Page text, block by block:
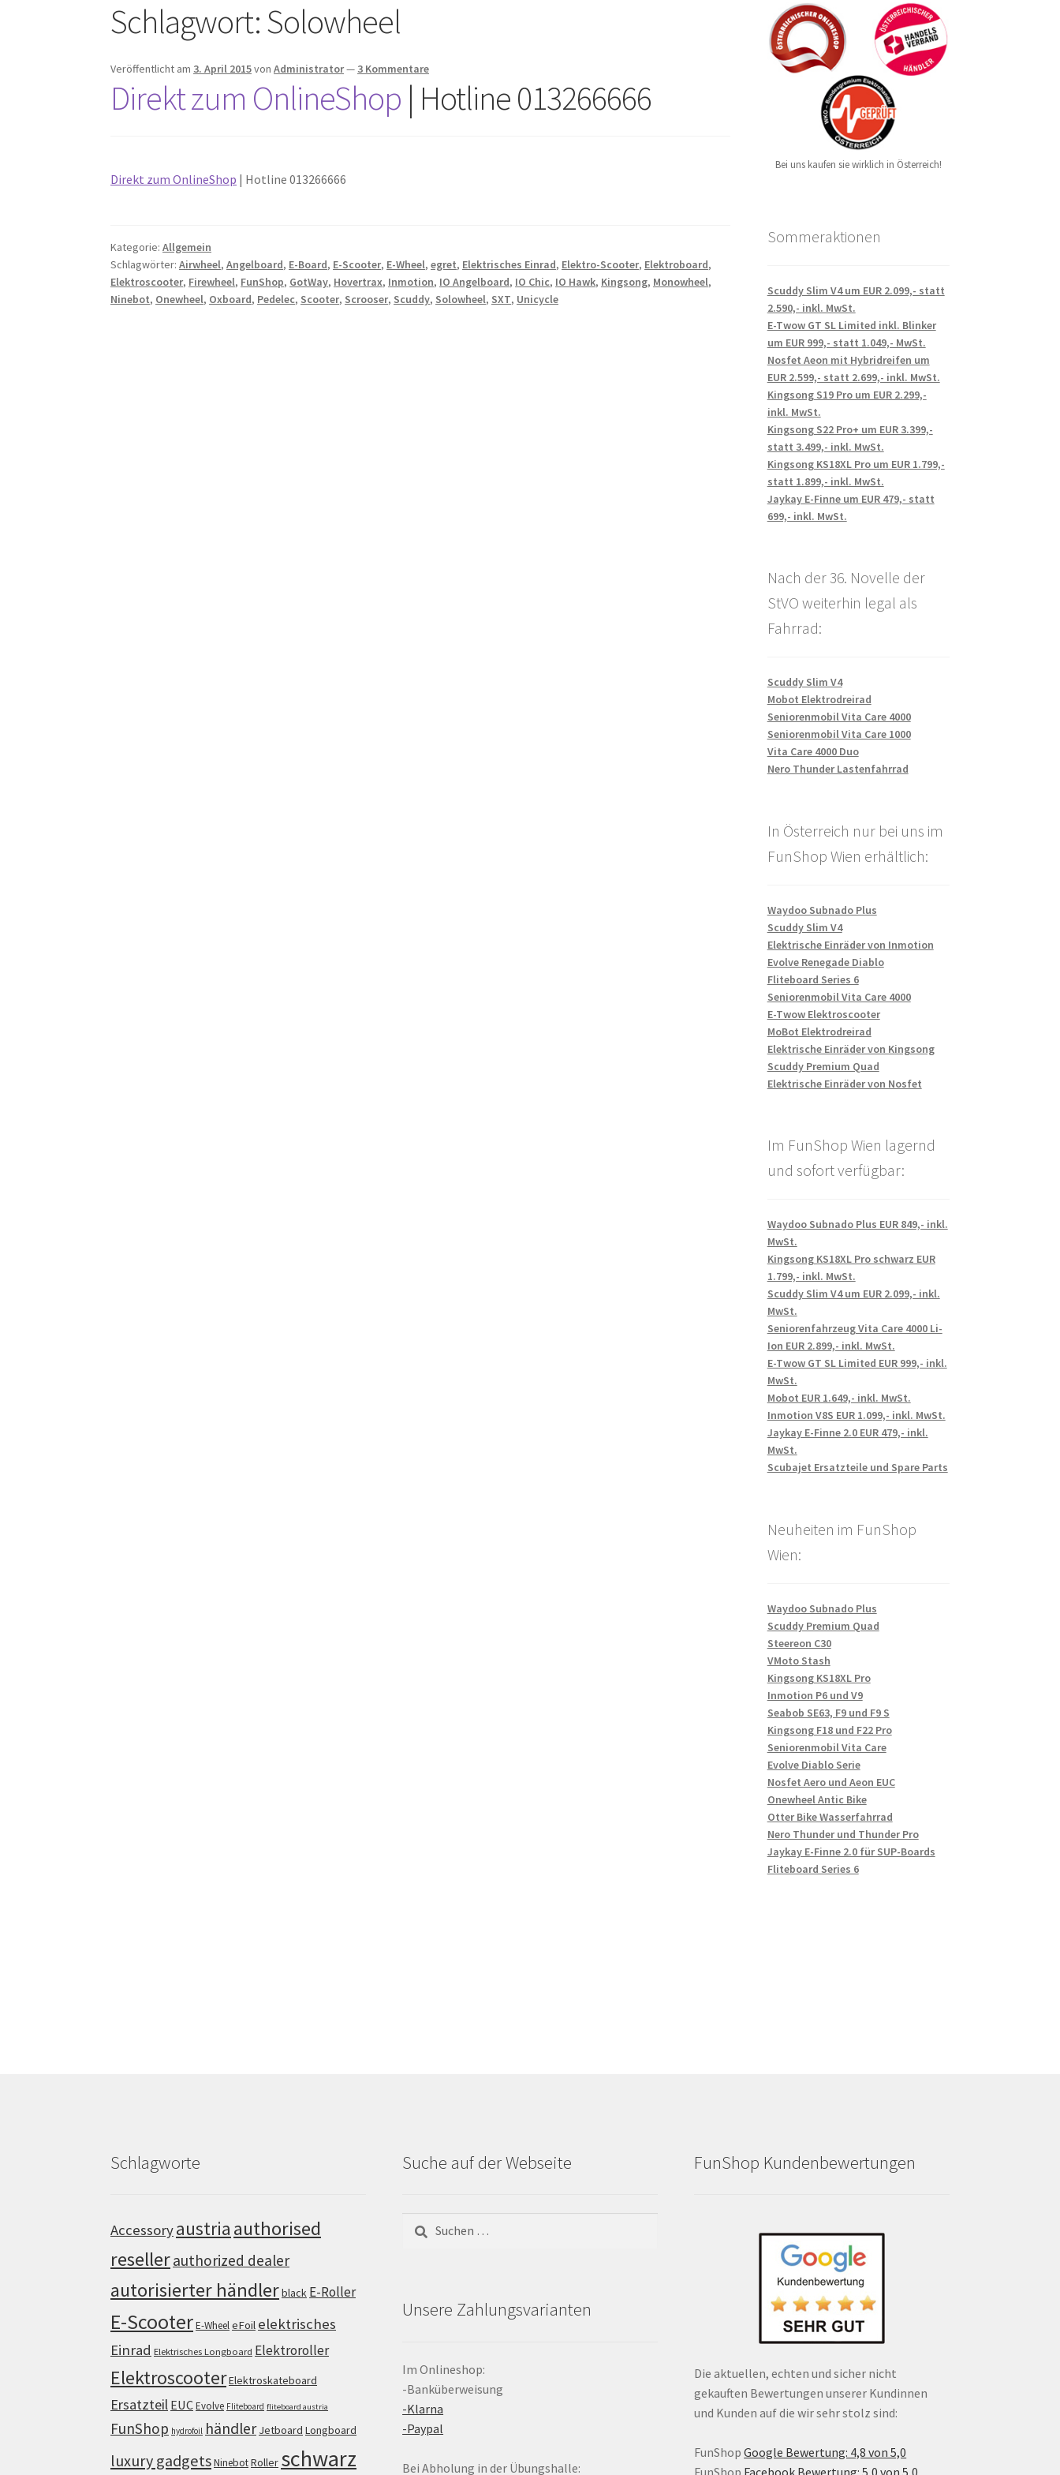
Schlagwort:Solowheel
Veröffentlicht am 3. April 2015vonAdministrator— 3 Kommentare
Direkt zum OnlineShop | Hotline 013266666
Direkt zum OnlineShop | Hotline 013266666
Kategorie:Allgemein
Schlagwörter:Airwheel,Angelboard, E-Board, E-Scooter, E-Wheel,egret, Elektrisches Einrad, Elektro-Scooter, Elektroboard,
Elektroscooter, Firewheel, FunShop, GotWay, Hovertrax, Inmotion, IO Angelboard, IO Chic, IO Hawk, Kingsong, Monowheel,
Ninebot, Onewheel, Oxboard, Pedelec, Scooter, Scrooser, Scuddy, Solowheel, SXT, Unicycle
Bei uns kaufen sie wirklich in Österreich!
Sommeraktionen
Scuddy Slim V4 um EUR 2.099,- statt
2.590,- inkl. MwSt.
E-Twow GT SL Limited inkl. Blinker
um EUR 999,- statt 1.049,- MwSt.
Nosfet Aeon mit Hybridreifen um
EUR 2.599,- statt 2.699,- inkl. MwSt.
Kingsong S19 Pro um EUR 2.299,-
inkl. MwSt.
Kingsong S22 Pro+ um EUR 3.399,-
statt 3.499,- inkl. MwSt.
Kingsong KS18XL Pro um EUR 1.799,-
statt 1.899,- inkl. MwSt.
Jaykay E-Finne um EUR 479,- statt
699,- inkl. MwSt.
Nach der 36. Novelle der
StVO weiterhin legal als
Fahrrad:
Scuddy Slim V4
Mobot Elektrodreirad
Seniorenmobil Vita Care 4000
Seniorenmobil Vita Care 1000
Vita Care 4000 Duo
Nero Thunder Lastenfahrrad
In Österreich nur bei uns im
FunShop Wien erhältlich:
Waydoo Subnado Plus
Scuddy Slim V4
Elektrische Einräder von Inmotion
Evolve Renegade Diablo
Fliteboard Series 6
Seniorenmobil Vita Care 4000
E-Twow Elektroscooter
MoBot Elektrodreirad
Elektrische Einräder von Kingsong
Scuddy Premium Quad
Elektrische Einräder von Nosfet
Im FunShop Wien lagernd
und sofort verfügbar:
Waydoo Subnado Plus EUR 849,- inkl.
MwSt.
Kingsong KS18XL Pro schwarz EUR
1.799,- inkl. MwSt.
Scuddy Slim V4 um EUR 2.099,- inkl.
MwSt.
Seniorenfahrzeug Vita Care 4000 Li-
Ion EUR 2.899,- inkl. MwSt.
E-Twow GT SL Limited EUR 999,- inkl.
MwSt.
Mobot EUR 1.649,- inkl. MwSt.
Inmotion V8S EUR 1.099,- inkl. MwSt.
Jaykay E-Finne 2.0 EUR 479,- inkl.
MwSt.
Scubajet Ersatzteile und Spare Parts
Neuheiten im FunShop
Wien:
Waydoo Subnado Plus
Scuddy Premium Quad
Steereon C30
VMoto Stash
Kingsong KS18XL Pro
Inmotion P6 und V9
Seabob SE63, F9 und F9 S
Kingsong F18 und F22 Pro
Seniorenmobil Vita Care
Evolve Diablo Serie
Nosfet Aero und Aeon EUC
Onewheel Antic Bike
Otter Bike Wasserfahrrad
Nero Thunder und Thunder Pro
Jaykay E-Finne 2.0 für SUP-Boards
Fliteboard Series 6
Schlagworte
Accessoryaustria authorised
resellerauthorized dealer
autorisierter händlerblack E-Roller
E-ScooterE-WheeleFoil elektrisches
Einrad Elektrisches Longboard Elektroroller
ElektroscooterElektroskateboard
Ersatzteil EUCEvolve Fliteboard fliteboard austria
FunShop hydrofoil händler Jetboard Longboard
luxury gadgetsNinebotRoller schwarz
Suche auf der Webseite
nach:
Unsere Zahlungsvarianten
Im Onlineshop:
-Banküberweisung
-Klarna
-Paypal
Bei Abholung in der Übungshalle:
FunShop Kundenbewertungen
Die aktuellen, echten und sicher nicht
gekauften Bewertungen unserer Kundinnen
und Kunden auf die wir sehr stolz sind:
FunShop Google Bewertung: 4,8 von 5,0
FunShop Facebook Bewertung: 5,0 von 5,0